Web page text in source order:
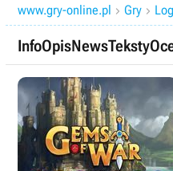
www.gry-online.pl  Gry 
InfoOpisNewsTeksty